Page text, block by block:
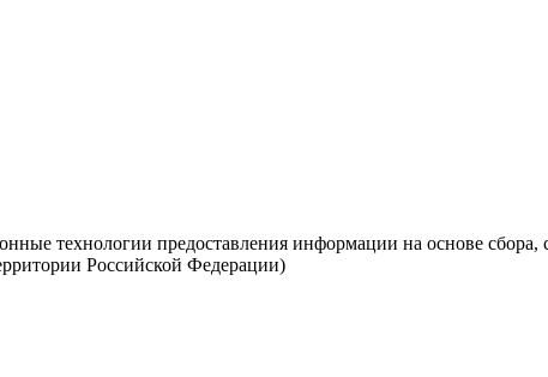
технологии предоставления информации на основе сбора,
Российской Федерации)